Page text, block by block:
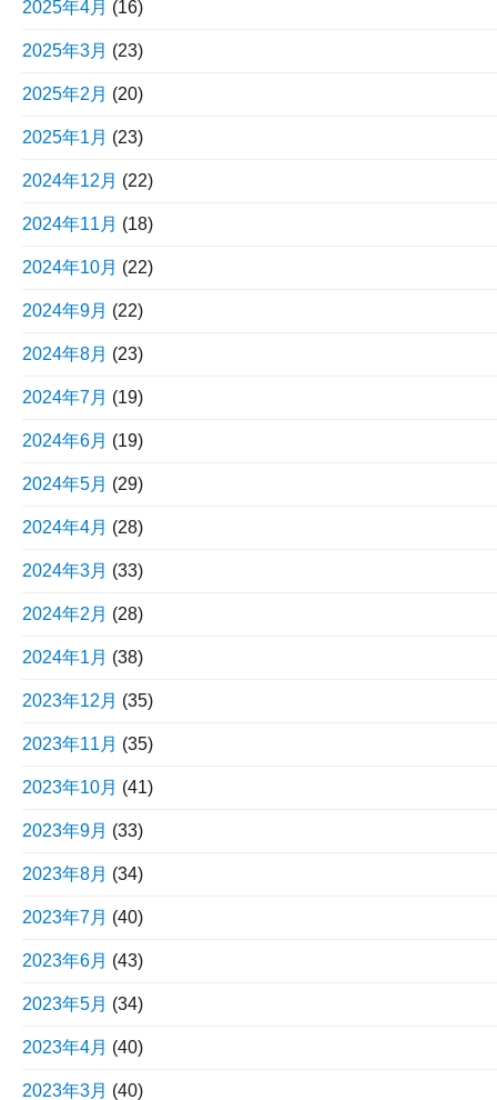
2025年4月 (16)
2025年3月 (23)
2025年2月 (20)
2025年1月 (23)
2024年12月 (22)
2024年11月 (18)
2024年10月 (22)
2024年9月 (22)
2024年8月 (23)
2024年7月 (19)
2024年6月 (19)
2024年5月 (29)
2024年4月 (28)
2024年3月 (33)
2024年2月 (28)
2024年1月 (38)
2023年12月 (35)
2023年11月 (35)
2023年10月 (41)
2023年9月 (33)
2023年8月 (34)
2023年7月 (40)
2023年6月 (43)
2023年5月 (34)
2023年4月 (40)
2023年3月 (40)